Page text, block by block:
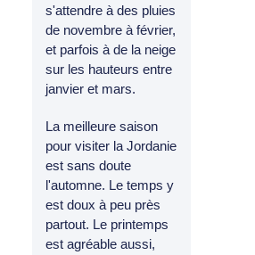
s'attendre à des pluies
de novembre à février,
et parfois à de la neige
sur les hauteurs entre
janvier et mars.
La meilleure saison
pour visiter la Jordanie
est sans doute
l'automne. Le temps y
est doux à peu près
partout. Le printemps
est agréable aussi,